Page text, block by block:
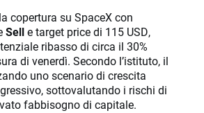
copertura su SpaceX con
Selle target price di 115 USD,
ribasso di circa il 30%
di venerdì. Secondo l’istituto, il
uno scenario di crescita
sottovalutando i rischi di
fabbisogno di capitale.